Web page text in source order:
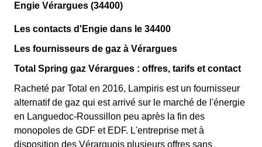
Engie Vérargues (34400)
Les contacts d'Engie dans le 34400
Les fournisseurs de gaz à Vérargues
Total Spring gaz Vérargues : offres, tarifs et contact
Racheté par Total en 2016, Lampiris est un fournisseur
alternatif de gaz qui est arrivé sur le marché de l'énergie
en Languedoc-Roussillon peu après la fin des
monopoles de GDF et EDF. L'entreprise met à
disposition des Vérarguois plusieurs offres sans